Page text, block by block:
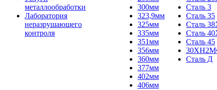
металлообработки
Лаборатория
неразрушающего
контроля
300мм
323,9мм
325мм
335мм
351мм
356мм
360мм
377мм
402мм
406мм
Сталь 3
Сталь 35
Сталь
Сталь
Сталь 45
Сталь Д